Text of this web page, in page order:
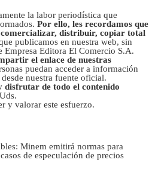
la labor periodística que
Por ello, les recordamos que
distribuir, copiar total
publicamos en nuestra web, sin
Editora El Comercio S.A.
el enlace de nuestras
puedan acceder a información
nuestra fuente oficial.
disfrutar de todo el contenido
y valorar este esfuerzo.
Minem emitirá normas para
de especulación de precios